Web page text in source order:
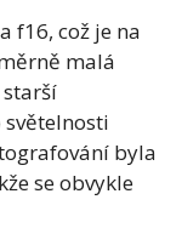
f16, což je na
malá
byla
se obvykle